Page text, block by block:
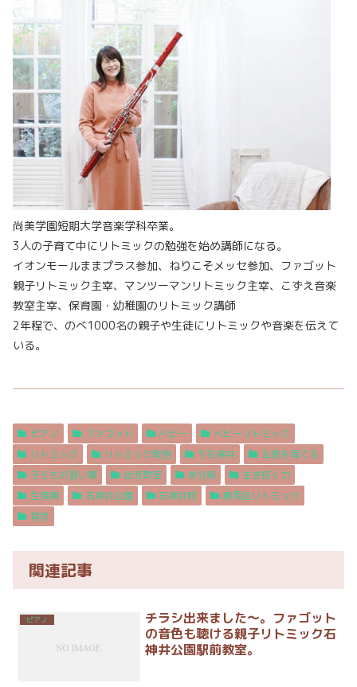
尚美学園短期大学音楽学科卒業。
3人の子育て中にリトミックの勉強を始め講師になる。
イオンモールままプラス参加、ねりこそメッセ参加、ファゴット
親子リトミック主宰、マンツーマンリトミック主宰、こずえ音楽
教室主宰、保育園・幼稚園のリトミック講師
2年程で、のべ1000名の親子や生徒にリトミックや音楽を伝えて
いる。
ピアノ ファゴット ベビー
ベビーリトミック
リトミック
リトミック教室 下石神井
五感を育てる
子どもの習い事
幼児教室 未分類
生き抜く力
生演奏
石神井公園 石神井町
練馬区リトミック
育児
関連記事
ピアノ
チラシ出来ました～。ファゴット
の音色も聴ける親子リトミック石
神井公園駅前教室。